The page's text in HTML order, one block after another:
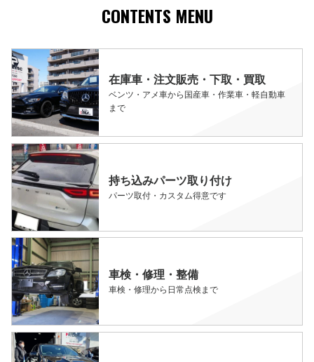
CONTENTS MENU
在庫車・注文販売・下取・買取
ベンツ・アメ車から国産車・作業車・軽自動車
まで
持ち込みパーツ取り付け
パーツ取付・カスタム得意です
車検・修理・整備
車検・修理から日常点検まで